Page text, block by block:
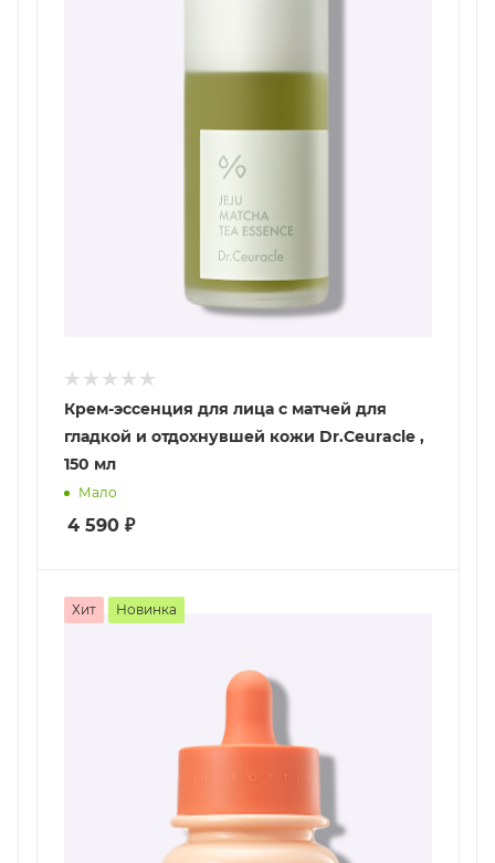
Крем-эссенция для лица с матчей для
гладкой и отдохнувшей кожи Dr.Ceuracle ,
150 мл
Мало
4 590 ₽
Хит Новинка